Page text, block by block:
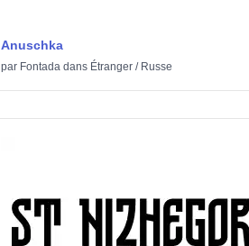
Anuschka
par Fontada dans Étranger / Russe